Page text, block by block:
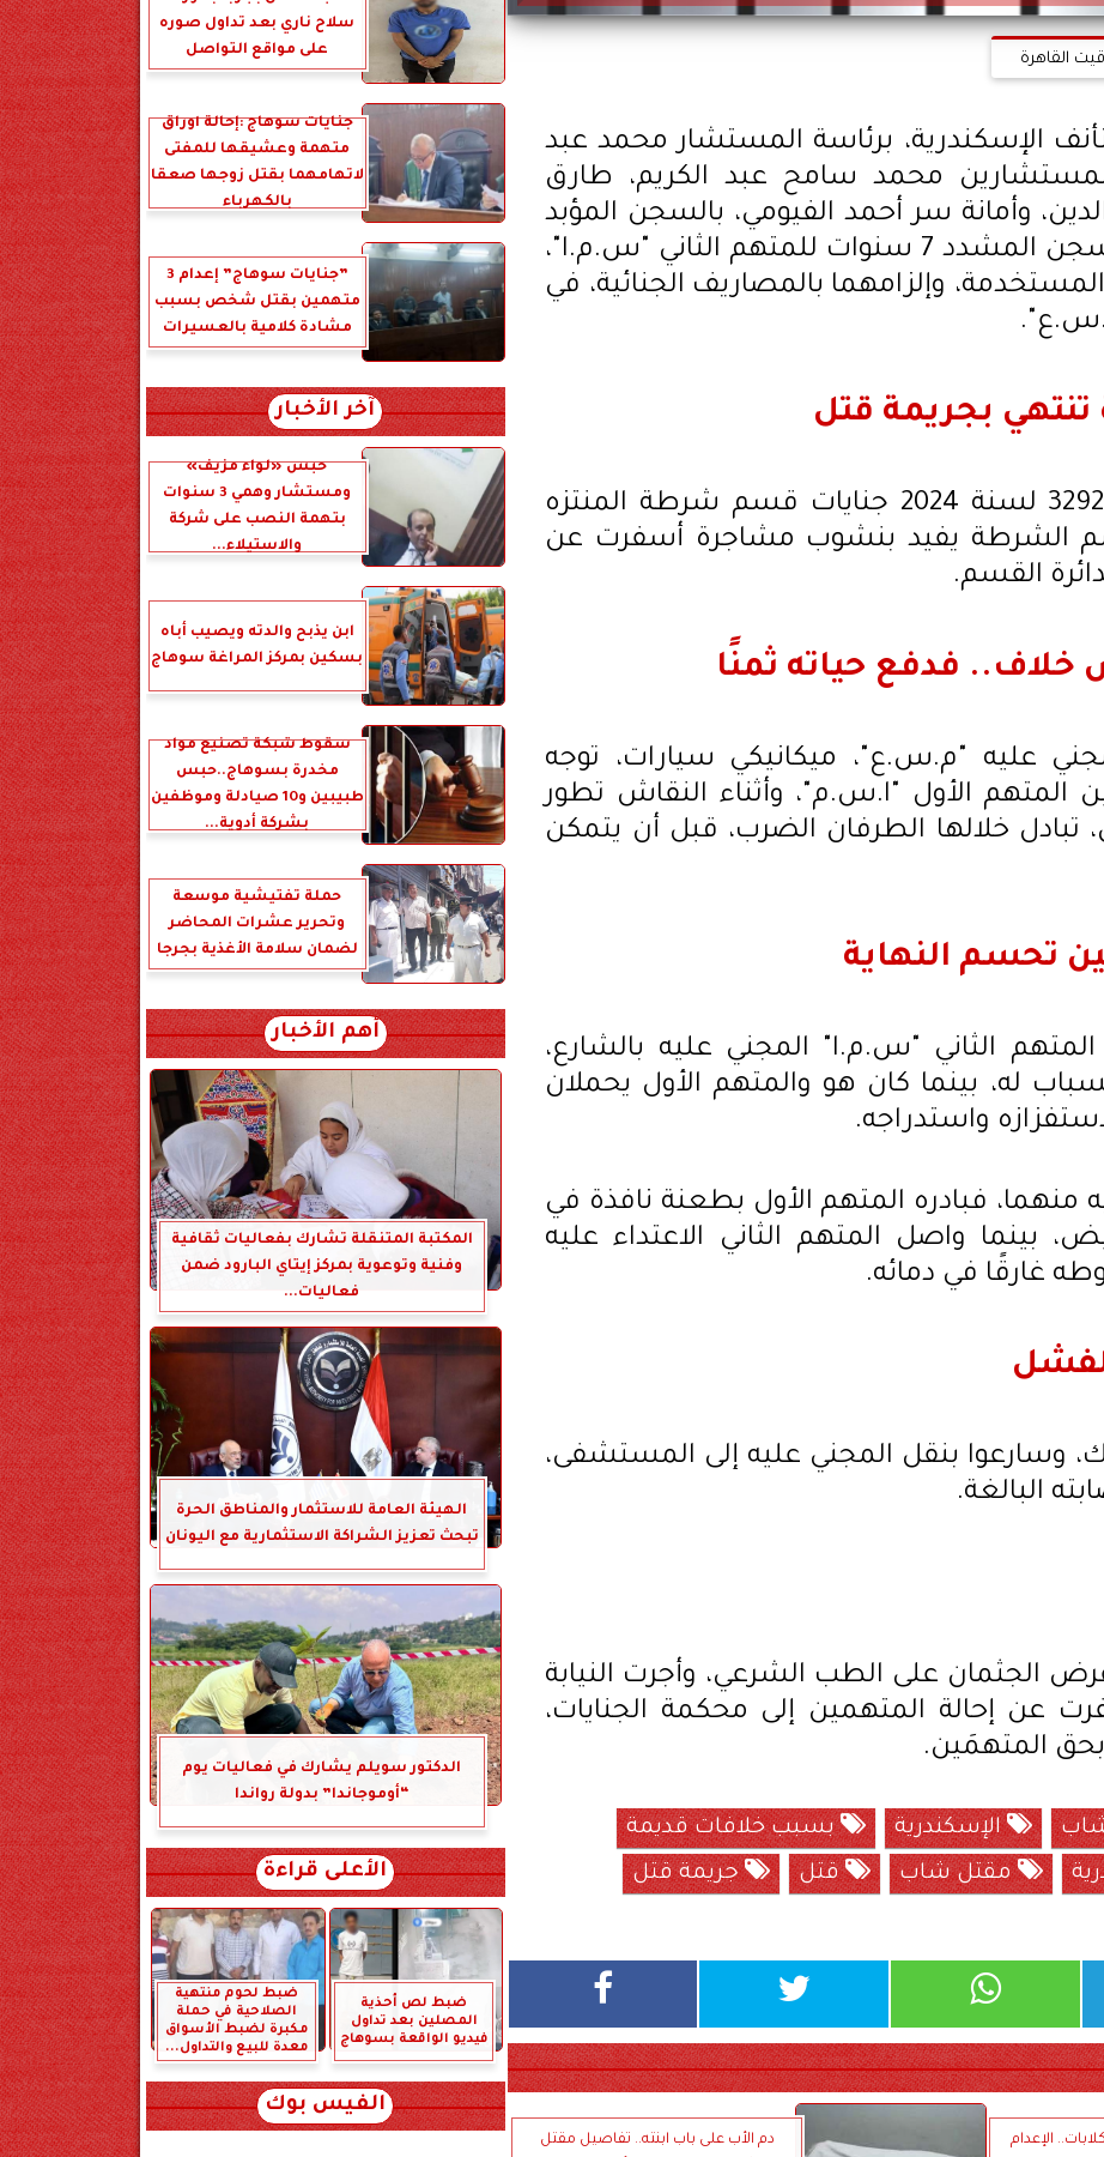
القاهرة
الإسكندرية، برئاسة المستشار محمد عبد
محمد سامح عبد الكريم، طارق
وأمانة سر أحمد الفيومي، بالسجن المؤبد
للمتهم الأول "ا.س.م"، والسجن المشدد 7 سنوات للمتهم الثاني "س.م.ا"،
وإلزامهما بالمصاريف الجنائية، في
تنتهي بجريمة قتل
تعود أحداث القضية رقم 32921 لسنة 2024 جنايات قسم شرطة المنتزه
الشرطة يفيد بنشوب مشاجرة أسفرت عن
القسم.
خلاف.. فدفع حياته ثمنًا
عليه "م.س.ع"، ميكانيكي سيارات، توجه
الأول "ا.س.م"، وأثناء النقاش تطور
تبادل خلالها الطرفان الضرب، قبل أن يتمكن
تحسم النهاية
الثاني "س.م.ا" المجني عليه بالشارع،
له، بينما كان هو والمتهم الأول يحملان
واستدراجه.
منهما، فبادره المتهم الأول بطعنة نافذة في
بينما واصل المتهم الثاني الاعتداء عليه
غارقًا في دمائه.
وسارعوا بنقل المجني عليه إلى المستشفى،
البالغة.
الجثمان على الطب الشرعي، وأجرت النيابة
عن إحالة المتهمين إلى محكمة الجنايات،
المتهمَين.
شاب الإسكندرية
بسبب خلافات قديمة
مقتل شاب قتل
جريمة قتل
الإعدام
دم الأب على باب ابنته.. تفاصيل مقتل
سلاح ناري بعد تداول صوره
على مواقع التواصل
جنايات سوهاج :إحالة أوراق
متهمة وعشيقها للمفتى
لاتهامهما بقتل زوجها صعقا
بالكهرباء
”جنايات سوهاج” إعدام 3
متهمين بقتل شخص بسبب
مشادة كلامية بالعسيرات
آخر الأخبار
حبس «لواء مزيف»
ومستشار وهمي 3 سنوات
بتهمة النصب على شركة
والاستيلاء...
ابن يذبح والدته ويصيب أباه
بسكين بمركز المراغة سوهاج
سقوط شبكة تصنيع مواد
مخدرة بسوهاج..حبس
طبيبين و10 صيادلة وموظفين
بشركة أدوية...
حملة تفتيشية موسعة
وتحرير عشرات المحاضر
لضمان سلامة الأغذية بجرجا
أهم الأخبار
المكتبة المتنقلة تشارك بفعاليات ثقافية
وفنية وتوعوية بمركز إيتاي البارود ضمن
فعاليات...
الهيئة العامة للاستثمار والمناطق الحرة
تبحث تعزيز الشراكة الاستثمارية مع اليونان
الدكتور سويلم يشارك في فعاليات يوم
“أوموجاندا” بدولة رواندا
الأعلى قراءة
ضبط لص أحذية
المصلين بعد تداول
فيديو الواقعة بسوهاج
ضبط لحوم منتهية
الصلاحية في حملة
مكبرة لضبط الأسواق
معدة للبيع والتداول...
الفيس بوك